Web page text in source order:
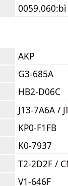
0059.060:bì
AKP
G3-685A
HB2-D06C
J13-7A6A /
KP0-F1FB
K0-7937
T2-2D2F /
V1-646F